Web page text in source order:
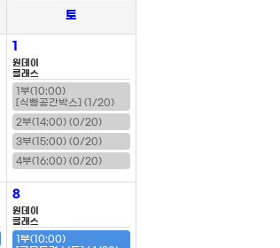
토
1
원데이
클래스
1부(10:00)
[식빵공간박스] (1/20)
2부(14:00) (0/20)
3부(15:00) (0/20)
4부(16:00) (0/20)
8
원데이
클래스
1부(10:00)